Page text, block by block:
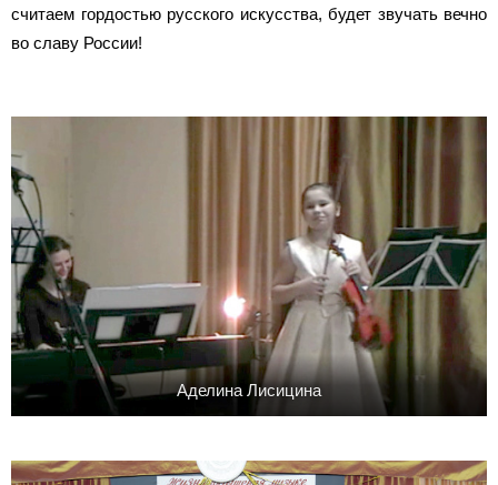
считаем гордостью русского искусства, будет звучать вечно
во славу России!
Аделина Лисицина